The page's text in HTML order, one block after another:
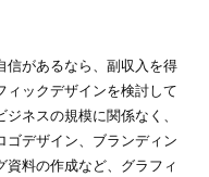
信があるなら、副収入を得
ィックデザインを検討して
ネスの規模に関係なく、
ゴデザイン、ブランディン
資料の作成など、グラフィ